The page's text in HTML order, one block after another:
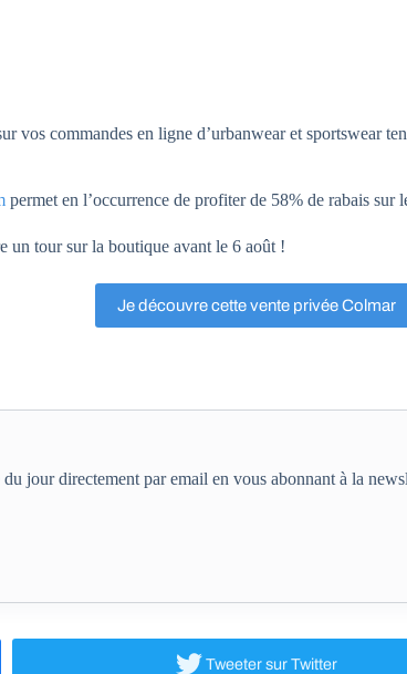
vos commandes en ligne d’urbanwear et sportswear
permet en l’occurrence de profiter de 58% de rabais
un tour sur la boutique avant le 6 août !
Je découvre cette vente privée Colmar
jour directement par email en vous abonnant à la
Tweetersur Twitter